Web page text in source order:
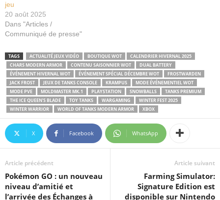
jeu
20 août 2025
Dans "Articles /
Communiqué de presse"
TAGS ACTUALITÉ JEUX VIDÉO BOUTIQUE WOT
CALENDRIER HIVERNAL 2025
CHARS MODERN ARMOR
CONTENU SAISONNIER WOT
DUAL BATTERY
ÉVÉNEMENT HIVERNAL WOT
ÉVÉNEMENT SPÉCIAL DÉCEMBRE WOT
FROSTWARDEN
JACK FROST
JEUX DE TANKS CONSOLE KRAMPUS
MODE ÉVÉNEMENTIEL WOT
MODE PVE
MOLDMASTER MK.1 PLAYSTATION SNOWBALLS
TANKS PREMIUM
THE ICE QUEEN’S BLADE
TOY TANKS WARGAMING
WINTER FEST 2025
WINTER WARRIOR
WORLD OF TANKS MODERN ARMOR XBOX
X Facebook WhatsApp
Article précédent
Pokémon GO : un nouveau
niveau d’amitié et
l’arrivée des Échanges à
Article suivant
Farming Simulator:
Signature Edition est
disponible sur Nintendo